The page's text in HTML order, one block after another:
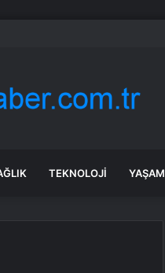
mesaisi
TEKNOLOJI YAŞAM